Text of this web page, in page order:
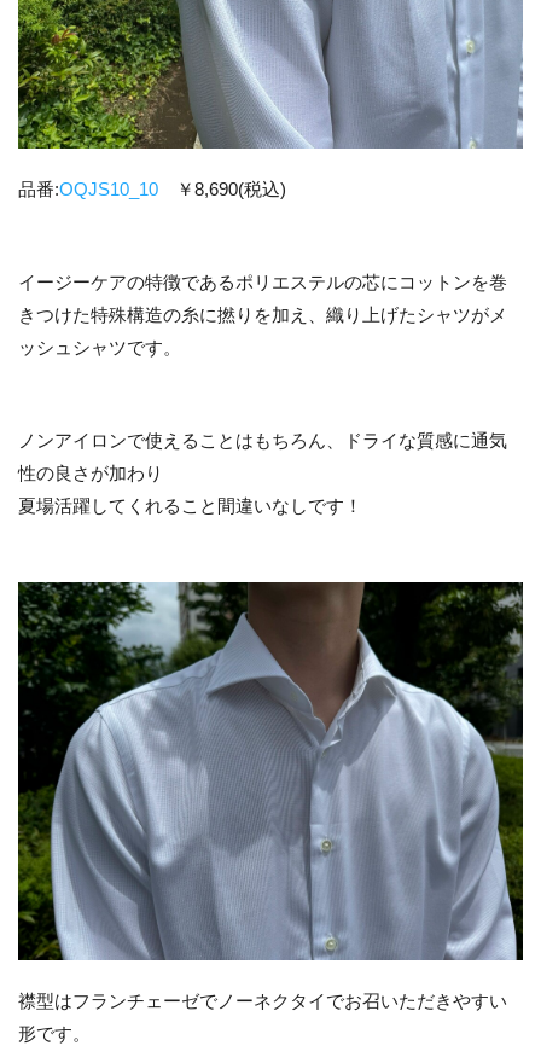
品番:OQJS10_10 ￥8,690(税込)
イージーケアの特徴であるポリエステルの芯にコットンを巻
きつけた特殊構造の糸に撚りを加え、織り上げたシャツがメ
ッシュシャツです。
ノンアイロンで使えることはもちろん、ドライな質感に通気
性の良さが加わり
夏場活躍してくれること間違いなしです！
襟型はフランチェーゼでノーネクタイでお召いただきやすい
形です。